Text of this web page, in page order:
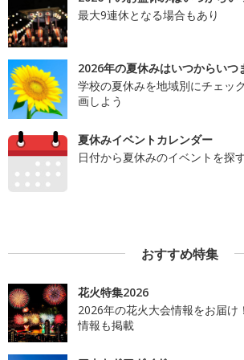
最大9連休となる場合もあり
2026年の夏休みはいつからいつ
学校の夏休みを地域別にチェッ
画しよう
夏休みイベントカレンダー
日付から夏休みのイベントを探
おすすめ特集
花火特集2026
2026年の花火大会情報をお届け
情報も掲載